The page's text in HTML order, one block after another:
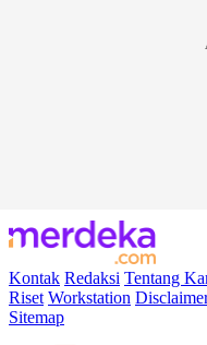
Kontak Redaksi Tentang
Riset Workstation
Sitemap